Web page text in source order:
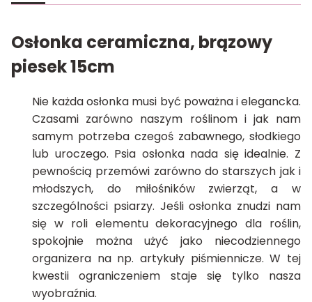
Osłonka ceramiczna, brązowy
piesek 15cm
Nie każda osłonka musi być poważna i elegancka.
Czasami zarówno naszym roślinom i jak nam
samym potrzeba czegoś zabawnego, słodkiego
lub uroczego. Psia osłonka nada się idealnie. Z
pewnością przemówi zarówno do starszych jak i
młodszych, do miłośników zwierząt, a w
szczególności psiarzy. Jeśli osłonka znudzi nam
się w roli elementu dekoracyjnego dla roślin,
spokojnie można użyć jako niecodziennego
organizera na np. artykuły piśmiennicze. W tej
kwestii ograniczeniem staje się tylko nasza
wyobraźnia.